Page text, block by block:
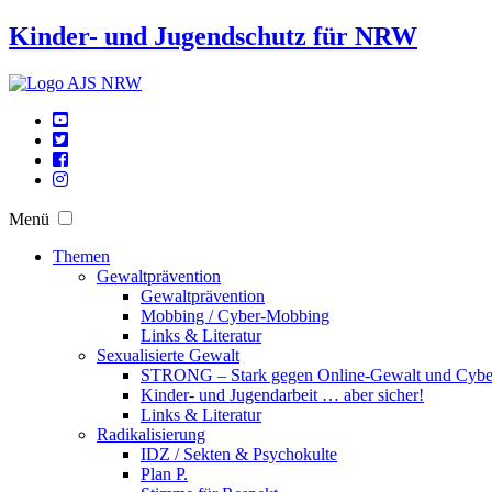
Kinder- und Jugendschutz für NRW
Menü
Themen
Gewaltprävention
Gewaltprävention
Mobbing / Cyber-Mobbing
Links & Literatur
Sexualisierte Gewalt
STRONG – Stark gegen Online-Gewalt und
Kinder- und Jugendarbeit … aber sicher!
Links & Literatur
Radikalisierung
IDZ / Sekten & Psychokulte
Plan P.